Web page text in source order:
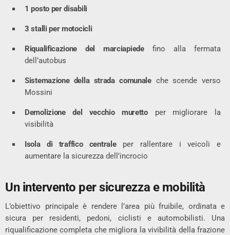
1 posto per disabili
3 stalli per motocicli
Riqualificazione del marciapiedefino alla fermata
dell’autobus
Sistemazione della strada comunaleche scende verso
Mossini
Demolizione del vecchio murettoper migliorare la
visibilità
Isola di traffico centraleper rallentare i veicoli e
aumentare la sicurezza dell’incrocio
Un intervento per sicurezza e mobilità
L’obiettivo principale è rendere l’area più fruibile, ordinata e
sicura per residenti, pedoni, ciclisti e automobilisti. Una
riqualificazione completa che migliora la vivibilità della frazione